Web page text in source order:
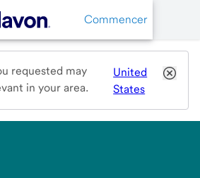
Commencer
requested may
in your area.
United
States